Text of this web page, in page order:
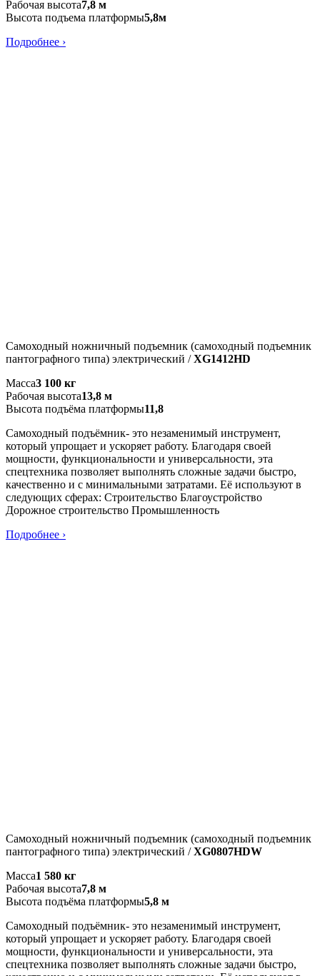
Рабочая высота7,8 м
Высота подъема платформы5,8м
Подробнее ›
Самоходный ножничный подъемник (самоходный подъемник
пантографного типа) электрический /XG1412HD
Масса3 100 кг
Рабочая высота13,8 м
Высота подъёма платформы11,8
Самоходный подъёмник- это незаменимый инструмент,
который упрощает и ускоряет работу. Благодаря своей
мощности, функциональности и универсальности, эта
спецтехника позволяет выполнять сложные задачи быстро,
качественно и с минимальными затратами. Её используют в
следующих сферах: Строительство Благоустройство
Дорожное строительство Промышленность
Подробнее ›
Самоходный ножничный подъемник (самоходный подъемник
пантографного типа) электрический /XG0807HDW
Масса1 580 кг
Рабочая высота7,8 м
Высота подъёма платформы5,8 м
Самоходный подъёмник- это незаменимый инструмент,
который упрощает и ускоряет работу. Благодаря своей
мощности, функциональности и универсальности, эта
спецтехника позволяет выполнять сложные задачи быстро,